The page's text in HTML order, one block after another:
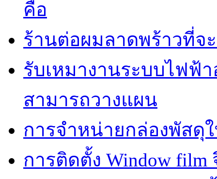
คือ
ร้านต่อผมลาดพร้าวที่จ
รับเหมางานระบบไฟฟ้
สามารถวางแผน
การจำหน่ายกล่องพัสดุ
การติดตั้ง Window